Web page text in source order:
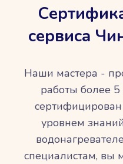
сервиса
Наши мастера -
работы более
уровнем
специалистам, вы